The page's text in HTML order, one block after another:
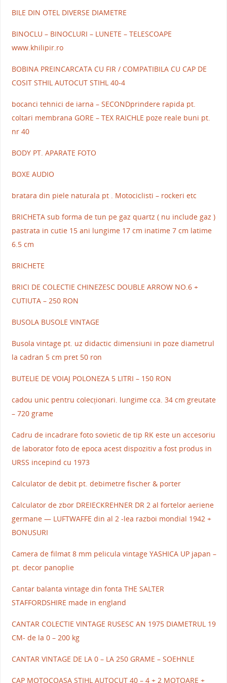
BILE DIN OTEL DIVERSE DIAMETRE
BINOCLU – BINOCLURI – LUNETE – TELESCOAPE
www.khilipir.ro
BOBINA PREINCARCATA CU FIR / COMPATIBILA CU CAP DE
COSIT STHIL AUTOCUT STIHL 40-4
bocanci tehnici de iarna – SECONDprindere rapida pt.
coltari membrana GORE – TEX RAICHLE poze reale buni pt.
nr 40
BODY PT. APARATE FOTO
BOXE AUDIO
bratara din piele naturala pt . Motociclisti – rockeri etc
BRICHETA sub forma de tun pe gaz quartz ( nu include gaz )
pastrata in cutie 15 ani lungime 17 cm inatime 7 cm latime
6.5 cm
BRICHETE
BRICI DE COLECTIE CHINEZESC DOUBLE ARROW NO.6 +
CUTIUTA – 250 RON
BUSOLA BUSOLE VINTAGE
Busola vintage pt. uz didactic dimensiuni in poze diametrul
la cadran 5 cm pret 50 ron
BUTELIE DE VOIAJ POLONEZA 5 LITRI – 150 RON
cadou unic pentru colecționari. lungime cca. 34 cm greutate
– 720 grame
Cadru de incadrare foto sovietic de tip RK este un accesoriu
de laborator foto de epoca acest dispozitiv a fost produs in
URSS incepind cu 1973
Calculator de debit pt. debimetre fischer & porter
Calculator de zbor DREIECKREHNER DR 2 al fortelor aeriene
germane — LUFTWAFFE din al 2 -lea razboi mondial 1942 +
BONUSURI
Camera de filmat 8 mm pelicula vintage YASHICA UP japan –
pt. decor panoplie
Cantar balanta vintage din fonta THE SALTER
STAFFORDSHIRE made in england
CANTAR COLECTIE VINTAGE RUSESC AN 1975 DIAMETRUL 19
CM- de la 0 – 200 kg
CANTAR VINTAGE DE LA 0 – LA 250 GRAME – SOEHNLE
CAP MOTOCOASA STIHL AUTOCUT 40 – 4 + 2 MOTOARE +